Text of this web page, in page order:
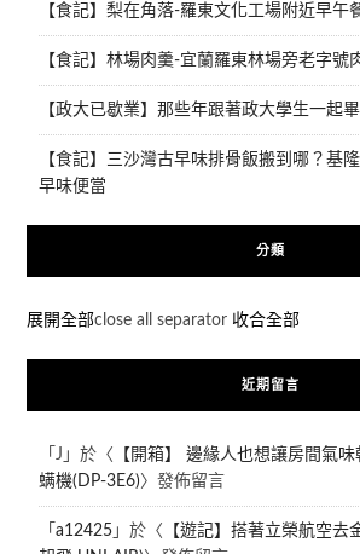
【食記】梨在角落-羅東文化工場附近早午
【食記】林場肉羹-宜蘭羅東林場旁老字號
【政大已歇業】那些年跟著政大學生一起
【食記】三沙灣古早味排骨飯搬到哪？基
早味便當
分類
展開全部close all separator 收合全部
近期留言
「 J 」於〈
【開箱】 邊緣人也想讓房間氣
螨機(DP-3E6) 〉發佈留言
「 a12425」於〈
【遊記】搭著立榮航空去